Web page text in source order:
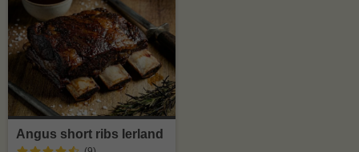
Angus short ribs Ierland